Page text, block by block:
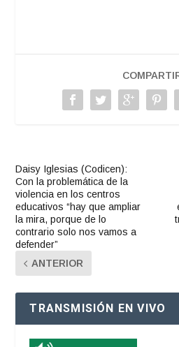
Daisy Iglesias (Codicen):
Con la problemática de la
violencia en los centros
educativos “hay que ampliar
la mira, porque de lo
contrario solo nos vamos a
defender”
ANTERIOR
TRANSMISIÓN EN VIVO